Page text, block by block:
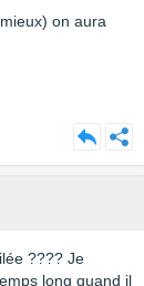
on aura
???? Je
long quand il